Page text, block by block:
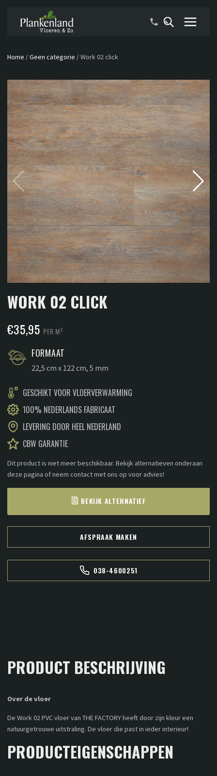
Home /Geen categorie /Work 02 click
WORK 02 CLICK
€35,95 PER M2
FORMAAT
22,5 cm x 122 cm, 5 mm
GESCHIKT VOOR VLOERVERWARMING
100% NEDERLANDS FABRICAAT
LEVERING DOOR HEEL NEDERLAND
CBW GARANTIE
Dit product is niet meer beschikbaar. Bekijk alternatieven onderaan
deze pagina of neem contact met ons op voor advies!
BEKIJK ALTERNATIEF
AFSPRAAK MAKEN
038-4600251
PRODUCT BESCHRIJVING
Over de vloer
De Work 02 PVC vloer van THE FACTORY heeft door zijn kleur een
natuurgetrouwe uitstraling. De vloer die past in ieder interieur!
PRODUCTEIGENSCHAPPEN